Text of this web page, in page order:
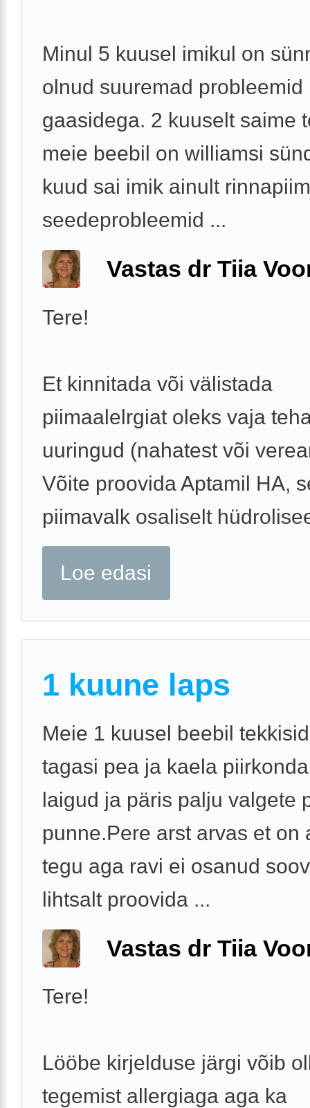
Minul 5 kuusel imikul on
olnud suuremad probleemid
gaasidega. 2 kuuselt saime
meie beebil on williamsi
kuud sai imik ainult
seedeprobleemid ...
Vastas dr Tiia
Tere!
Et kinnitada või välistada
piimaalelrgiat oleks vaja
uuringud (nahatest või
Võite proovida Aptamil HA,
piimavalk osaliselt
Loe edasi
1 kuune laps
Meie 1 kuusel beebil
tagasi pea ja kaela
laigud ja päris palju valgete
punne.Pere arst arvas et on
tegu aga ravi ei osanud
lihtsalt proovida ...
Vastas dr Tiia
Tere!
Lööbe kirjelduse järgi võib
tegemist allergiaga aga ka